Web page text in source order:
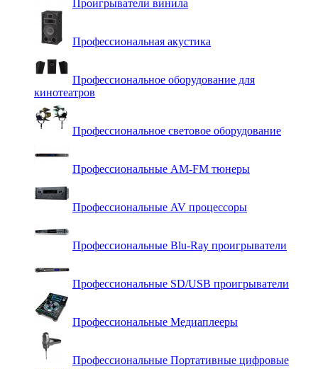
Проигрыватели винила
Профессиональная акустика
Профессиональное оборудование для
кинотеатров
Профессиональное световое оборудование
Профессиональные AM-FM тюнеры
Профессиональные AV процессоры
Профессиональные Blu-Ray проигрыватели
Профессиональные SD/USB проигрыватели
Профессиональные Медиаплееры
Профессиональные Портативные цифровые